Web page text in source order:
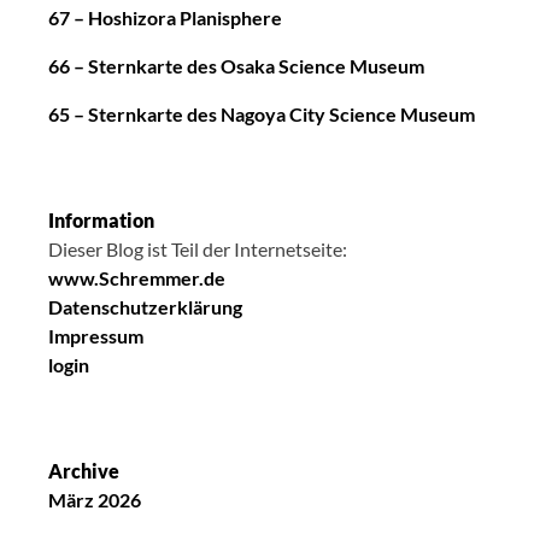
67 – Hoshizora Planisphere
66 – Sternkarte des Osaka Science Museum
65 – Sternkarte des Nagoya City Science Museum
Information
Dieser Blog ist Teil der Internetseite:
www.Schremmer.de
Datenschutzerklärung
Impressum
login
Archive
März 2026